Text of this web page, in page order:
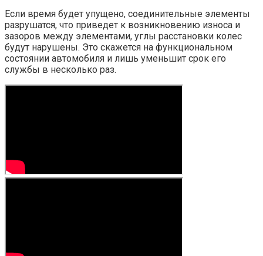
Если время будет упущено, соединительные элементы
разрушатся, что приведет к возникновению износа и
зазоров между элементами, углы расстановки колес
будут нарушены. Это скажется на функциональном
состоянии автомобиля и лишь уменьшит срок его
службы в несколько раз.